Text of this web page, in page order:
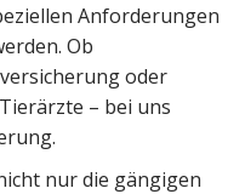
Anforderungen
Ob
oder
– bei uns
nur die gängigen